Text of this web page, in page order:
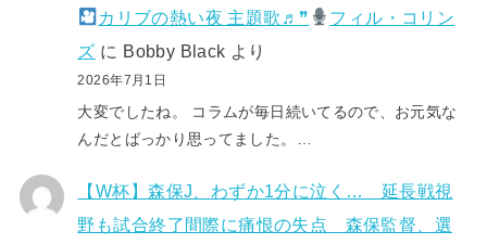
カリブの熱い夜 主題歌♬❞
フィル・コリン
ズ に Bobby Black より
2026年7月1日
大変でしたね。 コラムが毎日続いてるので、お元気な
んだとばっかり思ってました。…
【W杯】森保J、わずか1分に泣く… 延長戦視
野も試合終了間際に痛恨の失点 森保監督、選